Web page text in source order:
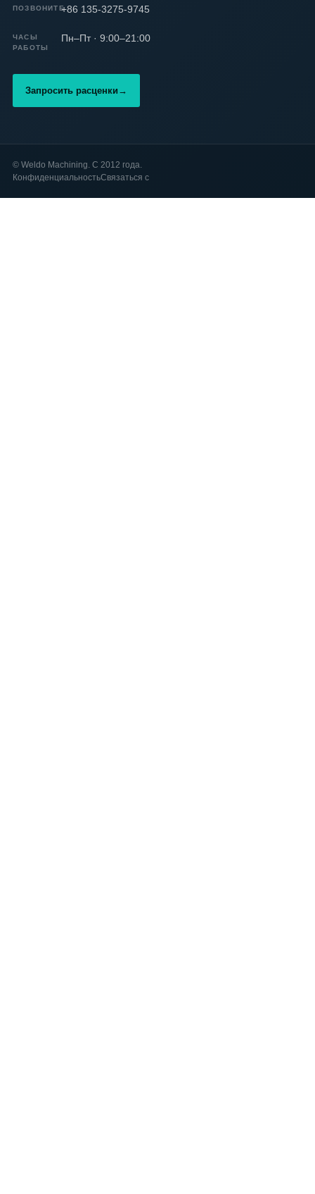
ПОЗВОНИТЕ+86 135-3275-9745
ЧАСЫ
РАБОТЫ
Пн–Пт · 9:00–21:00
Запросить расценки →
© Weldo Machining. С 2012 года.
КонфиденциальностьСвязаться с